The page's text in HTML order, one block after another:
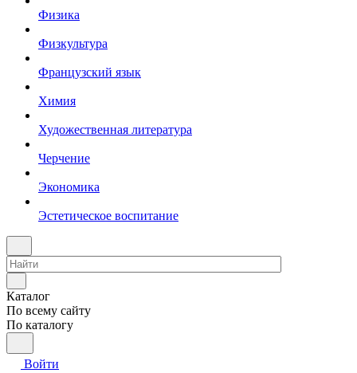
Физика
Физкультура
Французский язык
Химия
Художественная литература
Черчение
Экономика
Эстетическое воспитание
Каталог
По всему сайту
По каталогу
Войти